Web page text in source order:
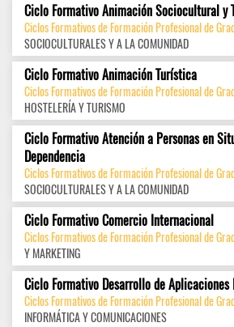
Ciclo Formativo Animación Sociocultural y
Ciclos Formativos de Formación Profesional de
SOCIOCULTURALES Y A LA COMUNIDAD
Ciclo Formativo Animación Turística
Ciclos Formativos de Formación Profesional de
HOSTELERÍA Y TURISMO
Ciclo Formativo Atención a Personas en
Dependencia
Ciclos Formativos de Formación Profesional de
SOCIOCULTURALES Y A LA COMUNIDAD
Ciclo Formativo Comercio Internacional
Ciclos Formativos de Formación Profesional de
Y MARKETING
Ciclo Formativo Desarrollo de
Ciclos Formativos de Formación Profesional de
INFORMÁTICA Y COMUNICACIONES